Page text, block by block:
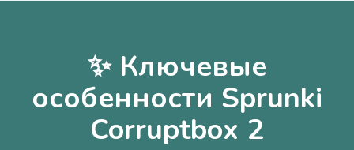
✨ Ключевые
особенности Sprunki
Corruptbox 2